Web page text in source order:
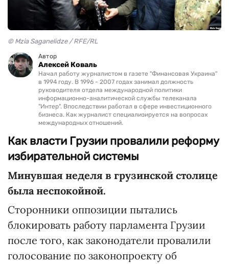
© Mzia Saganelidze / RFE/RL
Автор
Алексей Коваль
Начал работу журналистом в газете "Финансовая Украина"
в 1994 году. В 1996 - 2007 годах занимал должность
руководителя отдела международной политики
информационно-аналитической службы телеканала
"Интер". Впоследствии работал в сфере инвестиционного
бизнеса. Как журналист специализируется на вопросах
международных отношений.
Как власти Грузии провалили реформу
избирательной системы
Минувшая неделя в грузинской столице
была неспокойной.
Сторонники оппозиции пытались
блокировать работу парламента Грузии
после того, как законодатели провалили
голосование по законопроекту об